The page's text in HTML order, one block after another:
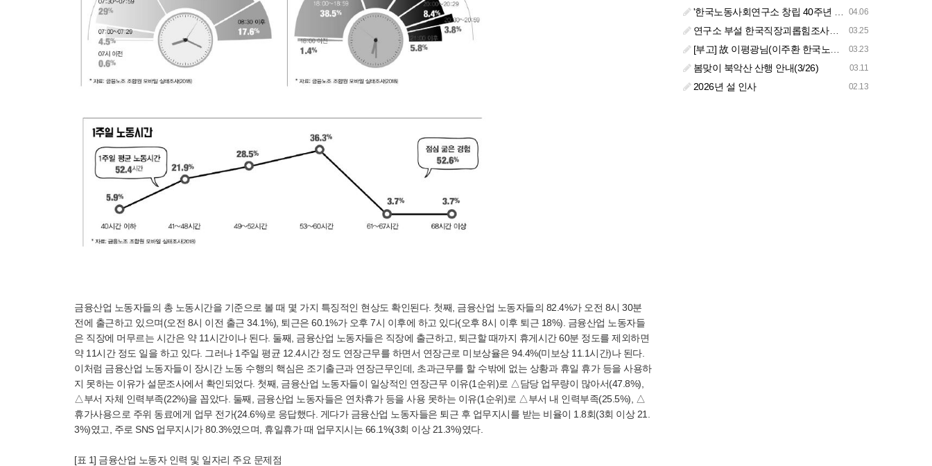
금융산업 노동자들의 총 노동시간을 기준으로 볼 때 몇 가지 특징적인 현상도 확인된다. 첫째, 금융산업 노동자들의 82.4%가 오전 8시 30분
전에 출근하고 있으며(오전 8시 이전 출근 34.1%), 퇴근은 60.1%가 오후 7시 이후에 하고 있다(오후 8시 이후 퇴근 18%). 금융산업 노동자들
은 직장에 머무르는 시간은 약 11시간이나 된다. 둘째, 금융산업 노동자들은 직장에 출근하고, 퇴근할 때까지 휴게시간 60분 정도를 제외하면
약 11시간 정도 일을 하고 있다. 그러나 1주일 평균 12.4시간 정도 연장근무를 하면서 연장근로 미보상율은 94.4%(미보상 11.1시간)나 된다.
이처럼 금융산업 노동자들이 장시간 노동 수행의 핵심은 조기출근과 연장근무인데, 초과근무를 할 수밖에 없는 상황과 휴일 휴가 등을 사용하
지 못하는 이유가 설문조사에서 확인되었다. 첫째, 금융산업 노동자들이 일상적인 연장근무 이유(1순위)로 △담당 업무량이 많아서(47.8%),
△부서 자체 인력부족(22%)을 꼽았다. 둘째, 금융산업 노동자들은 연차휴가 등을 사용 못하는 이유(1순위)로 △부서 내 인력부족(25.5%), △
휴가사용으로 주위 동료에게 업무 전가(24.6%)로 응답했다. 게다가 금융산업 노동자들은 퇴근 후 업무지시를 받는 비율이 1.8회(3회 이상 21.
3%)였고, 주로 SNS 업무지시가 80.3%였으며, 휴일휴가 때 업무지시는 66.1%(3회 이상 21.3%)였다.
[표 1] 금융산업 노동자 인력 및 일자리 주요 문제점
04.06
'한국노동사회연구소 창립 40주년 기념 행사 안내'
03.25
연구소 부설 한국직장괴롭힘조사센터 '2026년도 주요 사업 안내' (교육/컨설팅)
03.23
[부고] 故 이평광님(이주환 한국노동사회연구소 부소장 부친상)
03.11
봄맞이 북악산 산행 안내(3/26)
02.13
2026년 설 인사